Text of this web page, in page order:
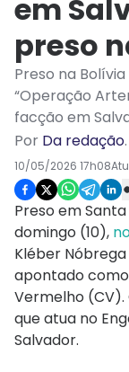
em
preso
Preso na
“Operação
facção em
Por Da redação.
10/05/2026 17h08
Preso em
domingo (10),
Kléber Nóbrega
apontado
Vermelho
que atua no
Salvador.